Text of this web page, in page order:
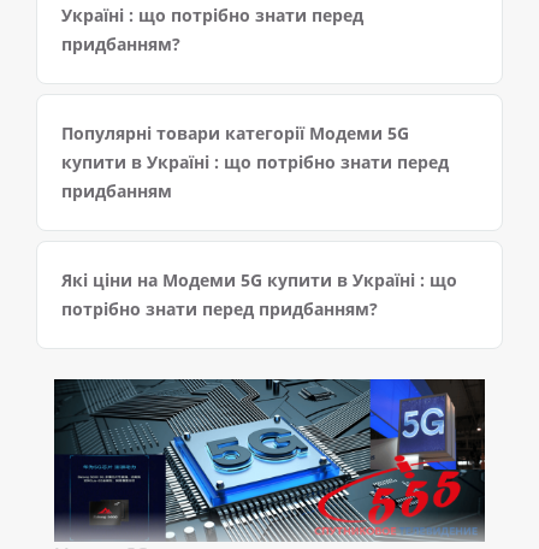
Україні : що потрібно знати перед
придбанням?
Популярні товари категорії Модеми 5G
купити в Україні : що потрібно знати перед
придбанням
Які ціни на Модеми 5G купити в Україні : що
потрібно знати перед придбанням?